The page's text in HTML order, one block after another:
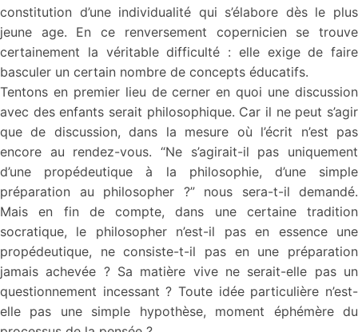
constitution d’une individualité qui s’élabore dès le plus
jeune age. En ce renversement copernicien se trouve
certainement la véritable difficulté : elle exige de faire
basculer un certain nombre de concepts éducatifs.
Tentons en premier lieu de cerner en quoi une discussion
avec des enfants serait philosophique. Car il ne peut s’agir
que de discussion, dans la mesure où l’écrit n’est pas
encore au rendez-vous. “Ne s’agirait-il pas uniquement
d’une propédeutique à la philosophie, d’une simple
préparation au philosopher ?” nous sera-t-il demandé.
Mais en fin de compte, dans une certaine tradition
socratique, le philosopher n’est-il pas en essence une
propédeutique, ne consiste-t-il pas en une préparation
jamais achevée ? Sa matière vive ne serait-elle pas un
questionnement incessant ? Toute idée particulière n’est-
elle pas une simple hypothèse, moment éphémère du